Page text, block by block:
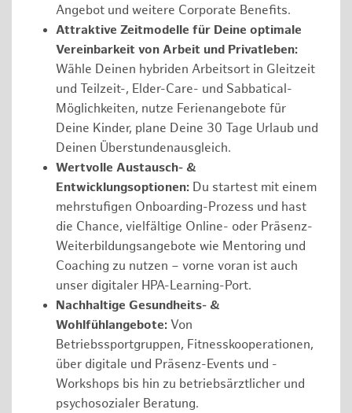
Angebot und weitere Corporate Benefits.
Attraktive Zeitmodelle für Deine optimale
Vereinbarkeit von Arbeit und Privatleben:
Wähle Deinen hybriden Arbeitsort in Gleitzeit
und Teilzeit-, Elder-Care- und Sabbatical-
Möglichkeiten, nutze Ferienangebote für
Deine Kinder, plane Deine 30 Tage Urlaub und
Deinen Überstundenausgleich.
Wertvolle Austausch- &
Entwicklungsoptionen: Du startest mit einem
mehrstufigen Onboarding-Prozess und hast
die Chance, vielfältige Online- oder Präsenz-
Weiterbildungsangebote wie Mentoring und
Coaching zu nutzen – vorne voran ist auch
unser digitaler HPA-Learning-Port.
Nachhaltige Gesundheits- &
Wohlfühlangebote: Von
Betriebssportgruppen, Fitnesskooperationen,
über digitale und Präsenz-Events und -
Workshops bis hin zu betriebsärztlicher und
psychosozialer Beratung.